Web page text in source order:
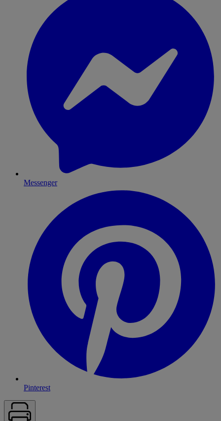
Messenger
Pinterest